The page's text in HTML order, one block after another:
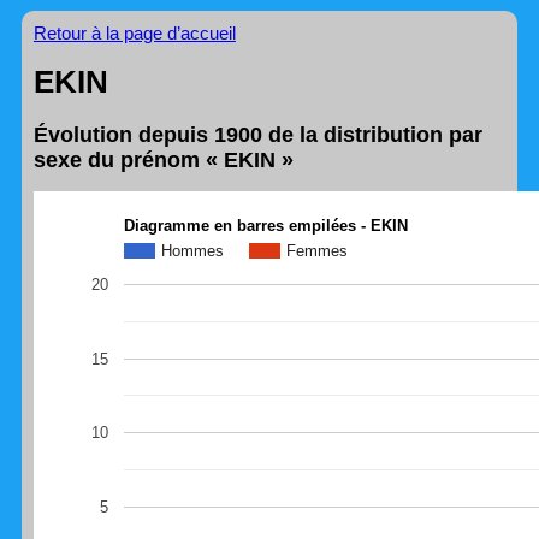
Retour à la page d’accueil
EKIN
Évolution depuis 1900 de la distribution par
sexe du prénom « EKIN »
Diagramme en barres empilées - EKIN
Hommes
Femmes
5
10
15
20